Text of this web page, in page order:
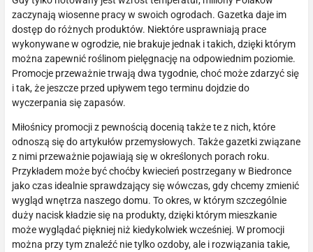
zaczynają wiosenne pracy w swoich ogrodach. Gazetka daje im
dostęp do różnych produktów. Niektóre usprawniają prace
wykonywane w ogrodzie, nie brakuje jednak i takich, dzięki którym
można zapewnić roślinom pielęgnację na odpowiednim poziomie.
Promocje przeważnie trwają dwa tygodnie, choć może zdarzyć się
i tak, że jeszcze przed upływem tego terminu dojdzie do
wyczerpania się zapasów.
Miłośnicy promocji z pewnością docenią także te z nich, które
odnoszą się do artykułów przemysłowych. Także gazetki związane
z nimi przeważnie pojawiają się w określonych porach roku.
Przykładem może być choćby kwiecień postrzegany w Biedronce
jako czas idealnie sprawdzający się wówczas, gdy chcemy zmienić
wygląd wnętrza naszego domu. To okres, w którym szczególnie
duży nacisk kładzie się na produkty, dzięki którym mieszkanie
może wyglądać piękniej niż kiedykolwiek wcześniej. W promocji
można przy tym znaleźć nie tylko ozdoby, ale i rozwiązania takie,